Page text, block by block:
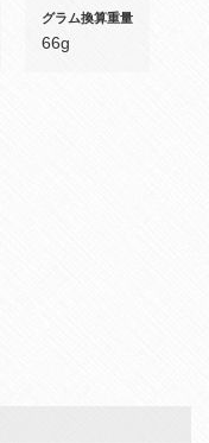
グラム換算重量
66g